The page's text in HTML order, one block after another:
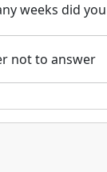
weeks did
not to answer